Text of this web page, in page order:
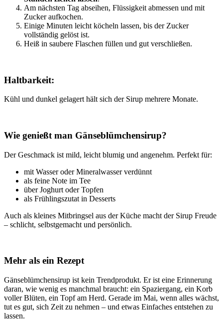
Am nächsten Tag abseihen, Flüssigkeit abmessen und mit
Zucker aufkochen.
Einige Minuten leicht köcheln lassen, bis der Zucker
vollständig gelöst ist.
Heiß in saubere Flaschen füllen und gut verschließen.
Haltbarkeit:
Kühl und dunkel gelagert hält sich der Sirup mehrere Monate.
Wie genießt man Gänseblümchensirup?
Der Geschmack ist mild, leicht blumig und angenehm. Perfekt für:
mit Wasser oder Mineralwasser verdünnt
als feine Note im Tee
über Joghurt oder Topfen
als Frühlingszutat in Desserts
Auch als kleines Mitbringsel aus der Küche macht der Sirup Freude
– schlicht, selbstgemacht und persönlich.
Mehr als ein Rezept
Gänseblümchensirup ist kein Trendprodukt. Er ist eine Erinnerung
daran, wie wenig es manchmal braucht: ein Spaziergang, ein Korb
voller Blüten, ein Topf am Herd. Gerade im Mai, wenn alles wächst,
tut es gut, sich Zeit zu nehmen – und etwas Einfaches entstehen zu
lassen.